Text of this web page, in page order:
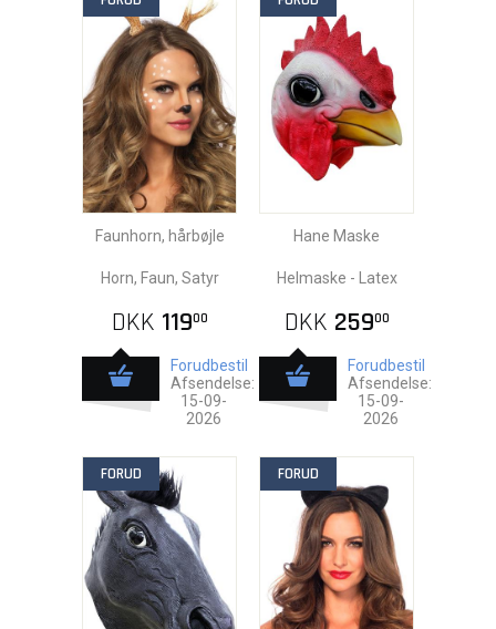
Faunhorn, hårbøjle
Horn, Faun, Satyr
DKK 11900
Forudbestil
Afsendelse:
15-09-
2026
Hane Maske
Helmaske - Latex
DKK 25900
Forudbestil
Afsendelse:
15-09-
2026
FORUD FORUD